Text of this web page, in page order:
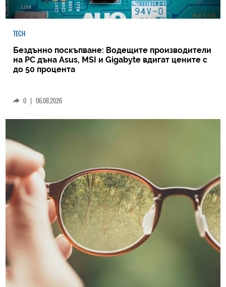
TECH
Бездънно поскъпване: Водещите производители
на РС дъна Asus, MSI и Gigabyte вдигат цените с
до 50 процента
0 | 06.08.2026